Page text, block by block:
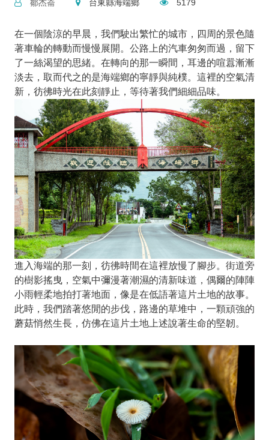
鄒杰崙
台東縣海端鄉 5179
在一個陰涼的早晨，我們駛出繁忙的城市，四周的景色隨
著車輪的轉動而慢慢展開。公路上的汽車匆匆而過，留下
了一絲渴望的思緒。在轉向的那一瞬間，耳邊的喧囂漸漸
淡去，取而代之的是海端鄉的寧靜與純樸。這裡的空氣清
新，彷彿時光在此刻靜止，等待著我們細細品味。
進入海端的那一刻，彷彿時間在這裡放慢了腳步。街道旁
的樹影搖曳，空氣中彌漫著潮濕的清新味道，偶爾的陣陣
小雨輕柔地拍打著地面，像是在低語著這片土地的故事。
此時，我們踏著悠閒的步伐，路邊的草堆中，一顆頑強的
蘑菇悄然生長，仿佛在這片土地上述說著生命的堅韌。